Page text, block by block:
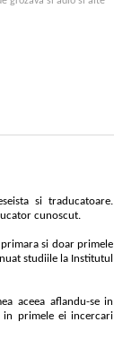
si traducatoare.
cunoscut.
si doar primele
studiile la Institutul
aceea aflandu-se in
in primele ei incercari